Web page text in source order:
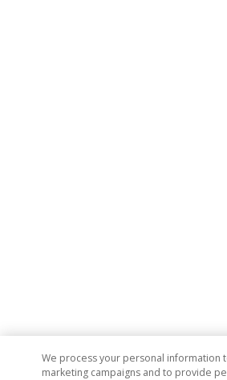
We process your personal information
marketing campaigns and to provide